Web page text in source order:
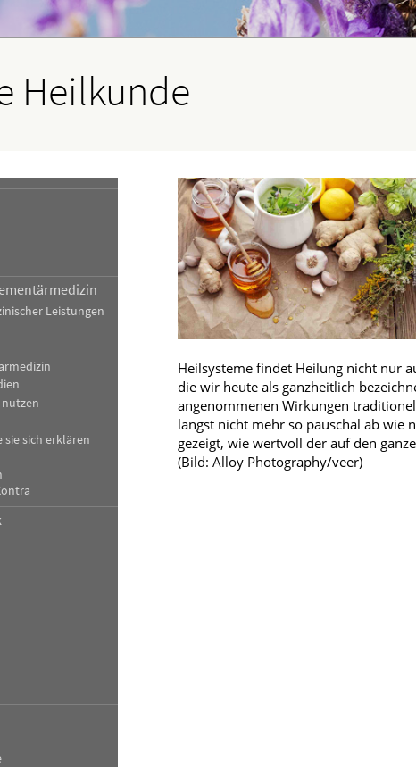
Schmerz- und Schlafmedizin
Heilkunde
Leistungen
sie sich erklären
Heilsysteme findet Heilung nicht nur
die wir heute als ganzheitlich
angenommenen Wirkungen
längst nicht mehr so pauschal ab wie
gezeigt, wie wertvoll der auf den
(Bild: Alloy Photography/veer)